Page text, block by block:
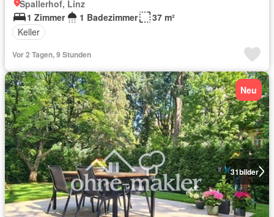
Spallerhof, Linz
1 Zimmer
1 Badezimmer
37 m²
Keller
Vor 2 Tagen, 9 Stunden
31bilder
Neu